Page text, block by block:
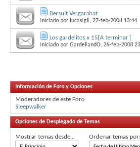
Bersuit Vergarabat
Iniciado por lucasigli, 27-feb-2008 13:44
Los gardelitos x 15[A terminar ]
Iniciado por GardeliandO, 26-feb-2008
Información de Foro y Opciones
Moderadores de este Foro
Sleepwalker
Opciones de Desplegado de Temas
Mostrar temas desde... Ordenar temas por: